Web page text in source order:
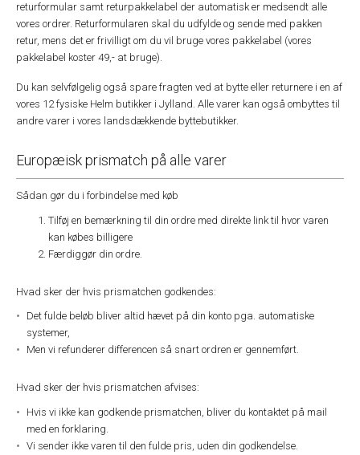
returformular samt returpakkelabel der automatisk er medsendt alle
vores ordrer. Returformularen skal du udfylde og sende med pakken
retur, mens det er frivilligt om du vil bruge vores pakkelabel (vores
pakkelabel koster 49,- at bruge).
Du kan selvfølgelig også spare fragten ved at bytte eller returnere i en af
vores 12 fysiske Helm butikker i Jylland. Alle varer kan også ombyttes til
andre varer i vores landsdækkende byttebutikker.
Europæisk prismatch på alle varer
Sådan gør du i forbindelse med køb
Tilføj en bemærkning til din ordre med direkte link til hvor varen
kan købes billigere
Færdiggør din ordre.
Hvad sker der hvis prismatchen godkendes:
Det fulde beløb bliver altid hævet på din konto pga. automatiske
systemer,
Men vi refunderer differencen så snart ordren er gennemført.
Hvad sker der hvis prismatchen afvises:
Hvis vi ikke kan godkende prismatchen, bliver du kontaktet på mail
med en forklaring.
Vi sender ikke varen til den fulde pris, uden din godkendelse.